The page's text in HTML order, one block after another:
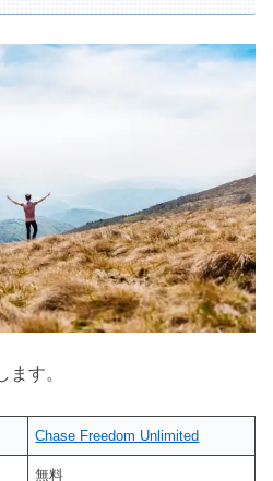
ます。
Chase Freedom Unlimited
無料